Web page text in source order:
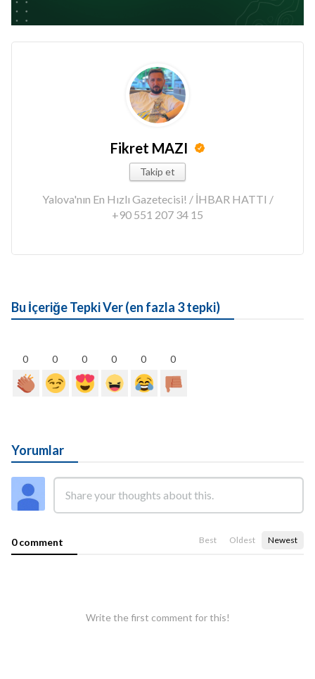
Fikret MAZI
Takip et
Yalova'nın En Hızlı Gazetecisi! / İHBAR HATTI /
+90 551 207 34 15
Bu İçeriğe Tepki Ver (en fazla 3 tepki)
0 0 0 0 0 0
Yorumlar
0 comment Best Oldest Newest
Write the first comment for this!